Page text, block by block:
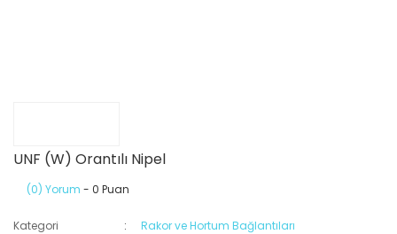
UNF (W) Orantılı Nipel
(0) Yorum - 0 Puan
Kategori
Rakor ve Hortum Bağlantıları